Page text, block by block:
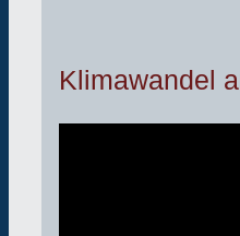
Klimawandel